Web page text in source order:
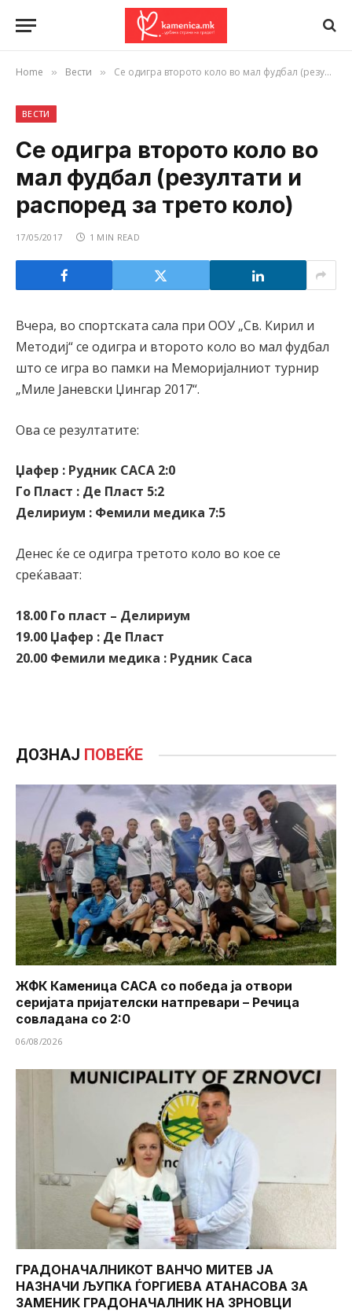
Home » Вести » Се одигра второто коло во мал фудбал (резултати и распоред за трето коло)
ВЕСТИ
Се одигра второто коло во
мал фудбал (резултати и
распоред за трето коло)
17/05/2017 1 MIN READ
Вчера, во спортската сала при ООУ „Св. Кирил и
Методиј“ се одигра и второто коло во мал фудбал
што се игра во памки на Меморијалниот турнир
„Миле Јаневски Џингар 2017“.
Ова се резултатите:
Џафер : Рудник САСА 2:0
Го Пласт : Де Пласт 5:2
Делириум : Фемили медика 7:5
Денес ќе се одигра третото коло во кое се
среќаваат:
18.00 Го пласт – Делириум
19.00 Џафер : Де Пласт
20.00 Фемили медика : Рудник Саса
ДОЗНАЈ ПОВЕЌЕ
ЖФК Каменица САСА со победа ја отвори
серијата пријателски натпревари – Речица
совладана со 2:0
06/08/2026
ГРАДОНАЧАЛНИКОТ ВАНЧО МИТЕВ ЈА
НАЗНАЧИ ЉУПКА ЃОРГИЕВА АТАНАСОВА ЗА
ЗАМЕНИК ГРАДОНАЧАЛНИК НА ЗРНОВЦИ